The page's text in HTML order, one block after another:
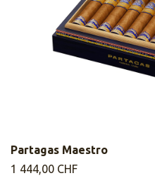
Partagas Maestro
1 444,00 CHF